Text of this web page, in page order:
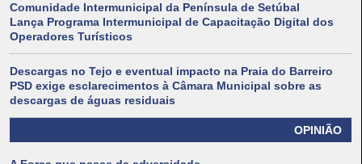
Comunidade Intermunicipal da Península de Setúbal
Lança Programa Intermunicipal de Capacitação Digital dos
Operadores Turísticos
Descargas no Tejo e eventual impacto na Praia do Barreiro
PSD exige esclarecimentos à Câmara Municipal sobre as
descargas de águas residuais
OPINIÃO